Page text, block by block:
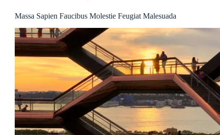
Massa Sapien Faucibus Molestie Feugiat Malesuada